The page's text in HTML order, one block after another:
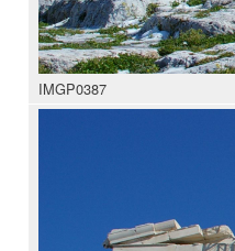
IMGP0387